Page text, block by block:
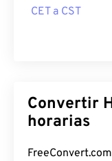
CET a CST
Convertir
horarias